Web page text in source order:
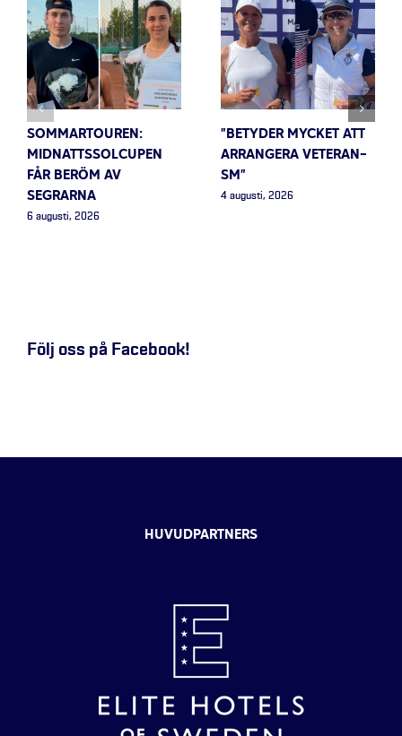
SOMMARTOUREN:
MIDNATTSSOLCUPEN
FÅR BERÖM AV
SEGRARNA
6 augusti, 2026
”BETYDER MYCKET ATT
ARRANGERA VETERAN-
SM”
4 augusti, 2026
Följ oss på Facebook!
HUVUDPARTNERS